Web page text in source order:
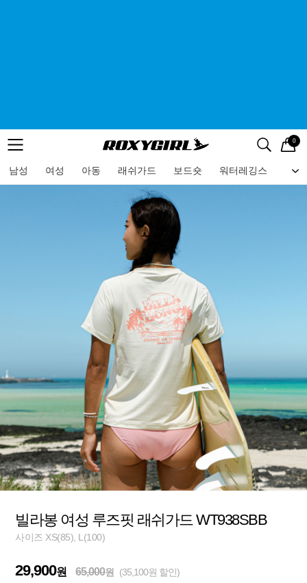
메뉴 검색
로고 0
남성 여성 아동 래쉬가드 보드숏 워터레깅스 비
메뉴
빌라봉 여성 루즈핏 래쉬가드 WT938SBB
사이즈 XS(85), L(100)
29,900원 65,000원 (35,100원 할인)